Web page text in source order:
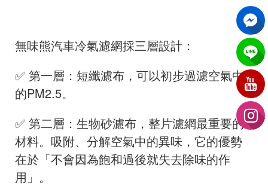
無味熊汽車冷氣濾網採三層設計：
✅ 第一層：短纖濾布，可以初步過濾空氣中
的PM2.5。
✅ 第二層：生物砂濾布，整片濾網最重要的
材料。吸附、分解空氣中的異味，它的優勢
在於「不會因為飽和過後就失去除味的作
用」。